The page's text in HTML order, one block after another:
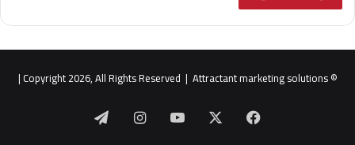
© Copyright 2026, All Rights Reserved |
Attractant marketing solutions
|
فيسبوك ‫YouTube انستقرام